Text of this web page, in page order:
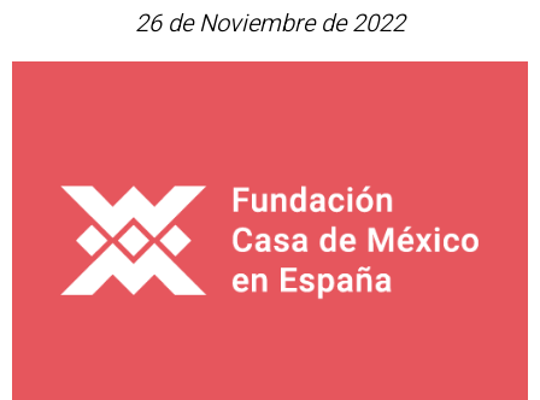
26 de Noviembre de 2022